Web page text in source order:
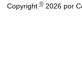
Copyright©2026 por